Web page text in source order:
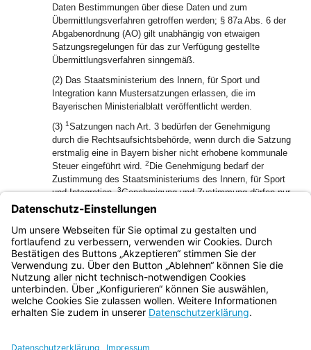
Daten Bestimmungen über diese Daten und zum
Übermittlungsverfahren getroffen werden; § 87a Abs. 6 der
Abgabenordnung (AO) gilt unabhängig von etwaigen
Satzungsregelungen für das zur Verfügung gestellte
Übermittlungsverfahren sinngemäß.
(2) Das Staatsministerium des Innern, für Sport und
Integration kann Mustersatzungen erlassen, die im
Bayerischen Ministerialblatt veröffentlicht werden.
(3) 1Satzungen nach Art. 3 bedürfen der Genehmigung
durch die Rechtsaufsichtsbehörde, wenn durch die Satzung
erstmalig eine in Bayern bisher nicht erhobene kommunale
Steuer eingeführt wird. 2 Die Genehmigung bedarf der
Zustimmung des Staatsministeriums des Innern, für Sport
und Integration.3Genehmigung und Zustimmung dürfen nur
versagt werden, wenn die Satzung höherrangigem Recht
widerspricht oder wenn die Steuer öffentliche Belange,
insbesondere volkswirtschaftliche oder steuerliche
Interessen des Staates, beeinträchtigt.
Bayern.de
BayernPortal